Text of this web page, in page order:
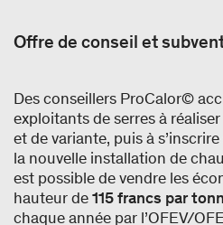
Offre de conseil et
Des conseillers ProCalor©
exploitants de serres à
et de variante, puis à
la nouvelle installation de
est possible de vendre les
hauteur de115 francs par
chaque année par l’OFEV/